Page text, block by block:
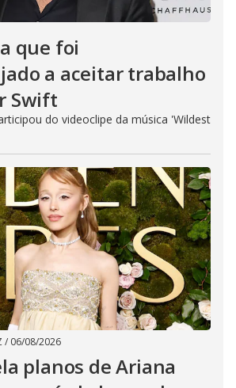
que foi
a aceitar trabalho
Swift
do videoclipe da música 'Wildest
/ 06/08/2026
planos de Ariana